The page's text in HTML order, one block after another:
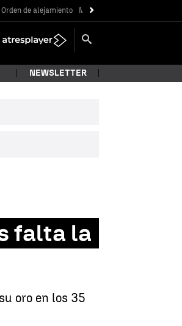
Orden de alejamiento Messi
NEWSLETTER
falta la
oro en los 35